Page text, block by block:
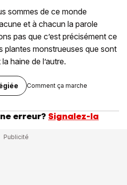
sommes de ce monde
et à chacun la parole
pas que c’est précisément ce
plantes monstrueuses que sont
haine de l’autre.
Comment ça marche
erreur? Signalez-la